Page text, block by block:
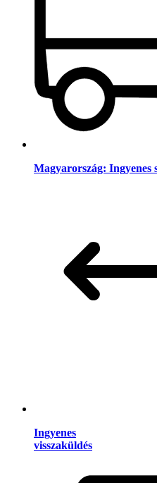
Magyarország: Ingyenes
Ingyenes
visszaküldés